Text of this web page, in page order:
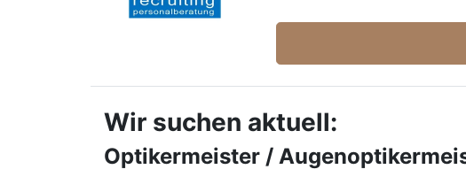
Wir suchen aktuell:
Optikermeister /